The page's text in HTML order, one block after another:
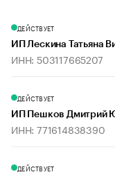
ДЕЙСТВУЕТ
ИП Лескина Татьяна
ИНН: 503117665207
ДЕЙСТВУЕТ
ИП Пешков Дмитрий
ИНН: 771614838390
ДЕЙСТВУЕТ